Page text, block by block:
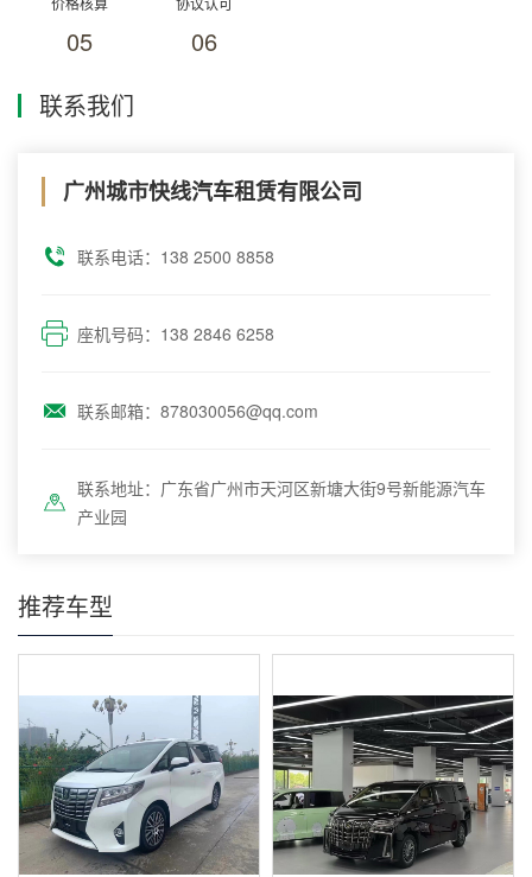
05
06
联系我们
广州城市快线汽车租赁有限公司
联系电话：138 2500 8858
座机号码：138 2846 6258
联系邮箱：878030056@qq.com
联系地址：广东省广州市天河区新塘大街9号新能源汽车
产业园
推荐车型